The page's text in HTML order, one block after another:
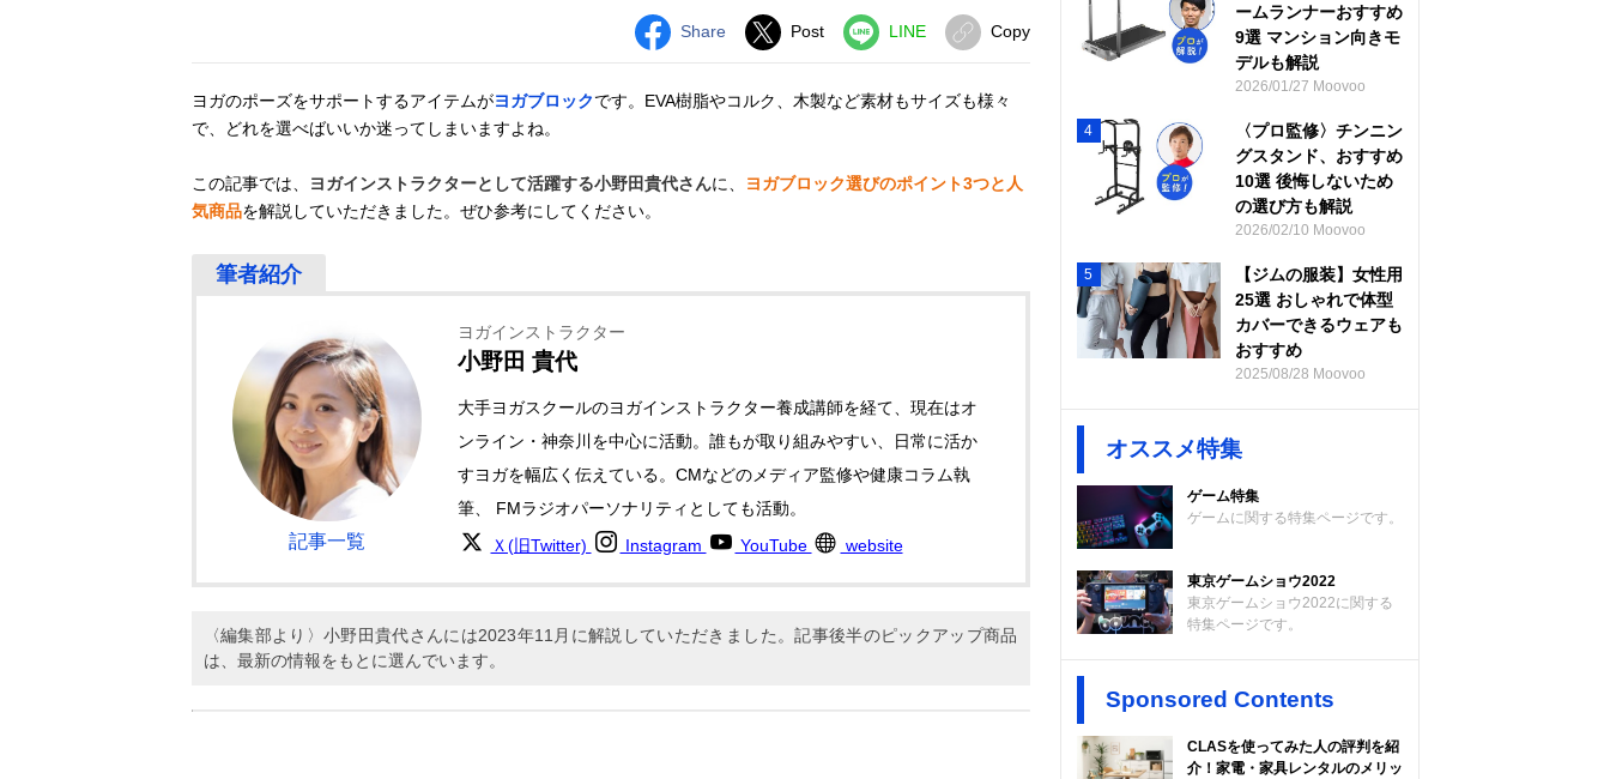
Share Post LINE Copy
ヨガのポーズをサポートするアイテムがヨガブロックです。EVA樹脂やコルク、木製など素材もサイズも様々
で、どれを選べばいいか迷ってしまいますよね。
この記事では、 ヨガインストラクターとして活躍する小野田貴代さんに、
ヨガブロック選びのポイント3つと人
気商品を解説していただきました。ぜひ参考にしてください。
記事一覧
ヨガインストラクター
小野田 貴代
大手ヨガスクールのヨガインストラクター養成講師を経て、現在はオ
ンライン・神奈川を中心に活動。誰もが取り組みやすい、日常に活か
すヨガを幅広く伝えている。CMなどのメディア監修や健康コラム執
筆、 FMラジオパーソナリティとしても活動。
Ｘ(旧Twitter)
Instagram YouTube website
〈編集部より〉小野田貴代さんには2023年11月に解説していただきました。記事後半のピックアップ商品
は、最新の情報をもとに選んでいます。
ームランナーおすすめ
9選 マンション向きモ
デルも解説
2026/01/27 Moovoo
4
〈プロ監修〉チンニン
グスタンド、おすすめ
10選 後悔しないため
の選び方も解説
2026/02/10 Moovoo
5
【ジムの服装】女性用
25選 おしゃれで体型
カバーできるウェアも
おすすめ
2025/08/28 Moovoo
オススメ特集
ゲーム特集
ゲームに関する特集ページです。
東京ゲームショウ2022
東京ゲームショウ2022に関する
特集ページです。
Sponsored Contents
CLASを使ってみた人の評判を紹
介！家電・家具レンタルのメリッ